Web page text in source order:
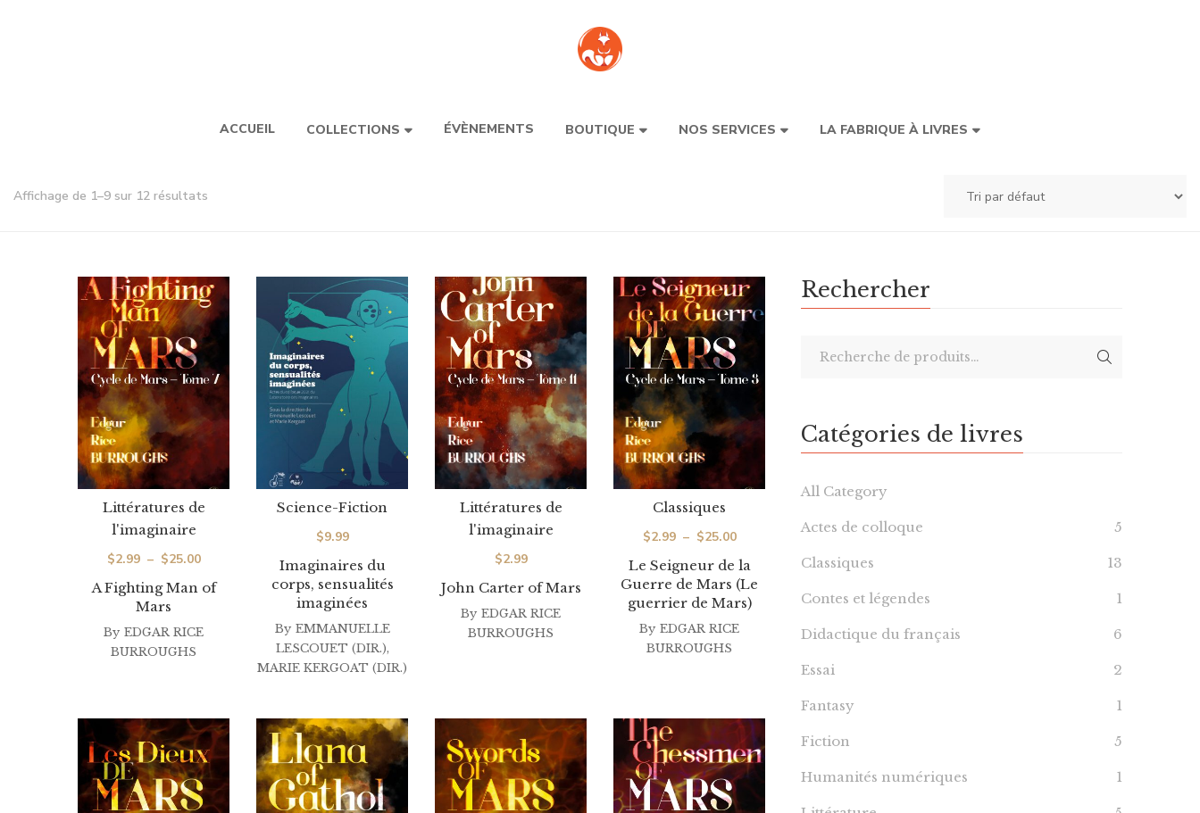
ACCUEIL COLLECTIONS ÉVÈNEMENTS BOUTIQUE NOS SERVICES LA FABRIQUE À LIVRES
Affichage de 1–9 sur 12 résultats
A Fighting Man of
Mars
Littératures de
l'imaginaire
$2.99 – $25.00Plage
de
$2.99
By EDGAR RICE
BURROUGHS
Imaginaires du
corps, sensualités
imaginées
Science-Fiction
$9.99
By EMMANUELLE
LESCOUET (DIR.),
MARIE KERGOAT (DIR.)
John Carter of Mars
Littératures de
l'imaginaire
$2.99
By EDGAR RICE
BURROUGHS
Le Seigneur de la
Guerre de Mars (Le
guerrier de Mars)
Classiques
$2.99 – $25.00Plage
de
prix :
$2.99
à
By EDGAR RICE
BURROUGHS
Rechercher
Catégories de livres
All Category
Actes de colloque 5
Classiques 13
Contes et légendes 1
Didactique du français 6
Essai 2
Fantasy 1
Fiction 5
Humanités numériques 1